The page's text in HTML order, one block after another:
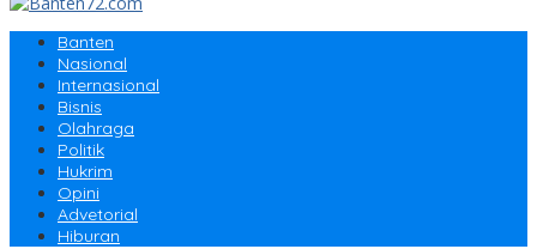
Banten
Nasional
Internasional
Bisnis
Olahraga
Politik
Hukrim
Opini
Advetorial
Hiburan